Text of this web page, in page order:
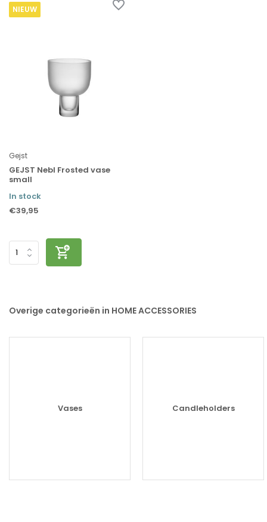
NIEUW
Gejst
GEJST Nebl Frosted vase
small
In stock
€39,95
Overige categorieën in HOME ACCESSORIES
Vases Candleholders